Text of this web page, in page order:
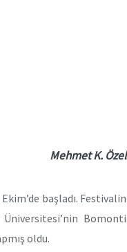
Mehmet K. Özel
başladı. Festivalin
Bomonti
oldu.